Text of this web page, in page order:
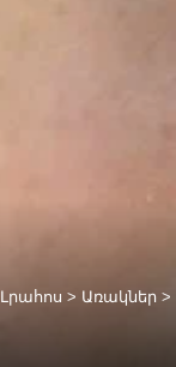
Լրահոս > Առակներ >